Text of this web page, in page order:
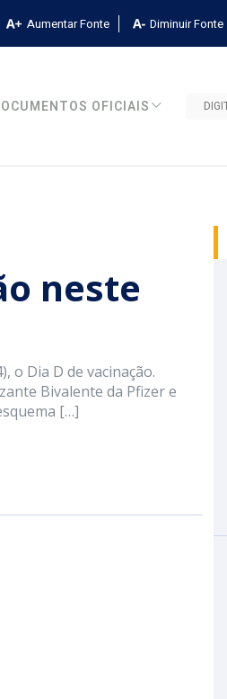
Aumentar Fonte Diminuir Fonte
OFICIAIS
neste
o Dia D de vacinação.
Bivalente da Pfizer e
[…]